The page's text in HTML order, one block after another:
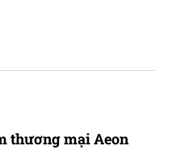
thương mại Aeon